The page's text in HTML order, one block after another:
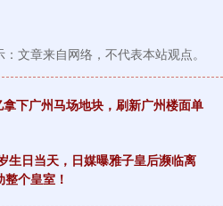
文章来自网络，不代表本站观点。
下广州马场地块，刷新广州楼面单
生日当天，日媒曝雅子皇后濒临离
个皇室！